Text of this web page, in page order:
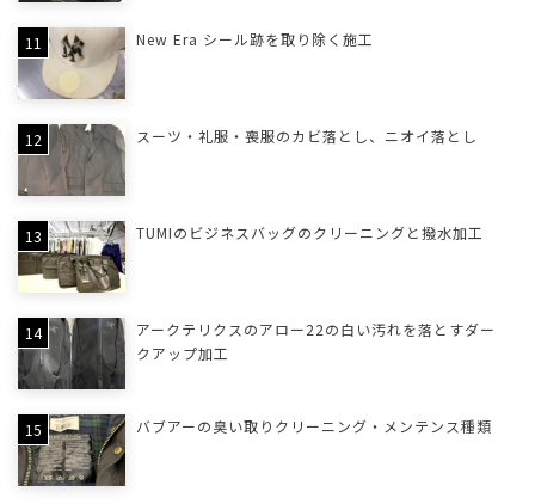
New Era シール跡を取り除く施工
スーツ・礼服・喪服のカビ落とし、ニオイ落とし
TUMIのビジネスバッグのクリーニングと撥水加工
アークテリクスのアロー22の白い汚れを落とすダー
クアップ加工
バブアーの臭い取りクリーニング・メンテンス種類